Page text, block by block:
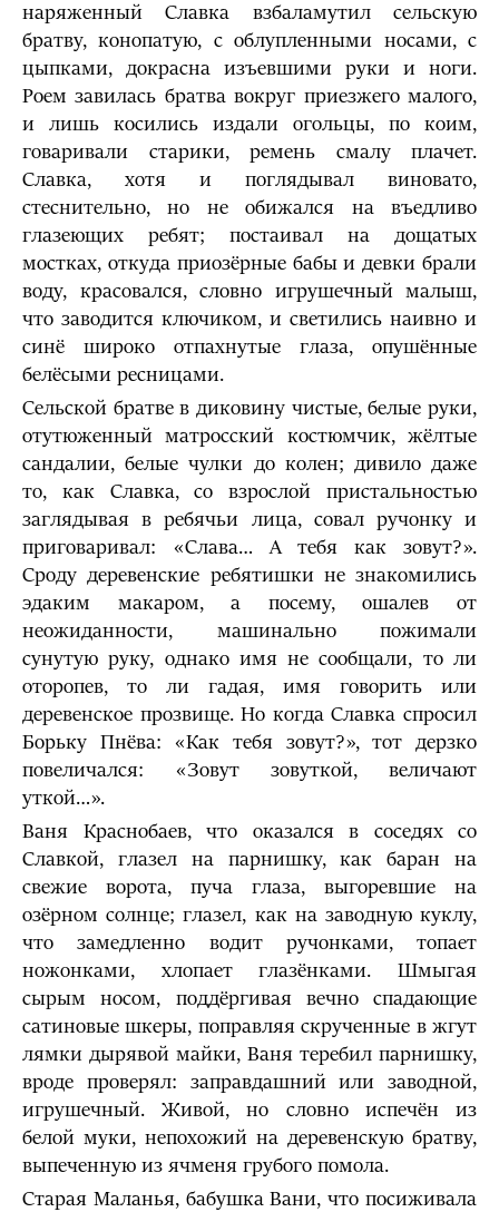
наряженный Славка взбаламутил сельскую
братву, конопатую, с облупленными носами, с
цыпками, докрасна изъевшими руки и ноги.
Роем завилась братва вокруг приезжего малого,
и лишь косились издали огольцы, по коим,
говаривали старики, ремень смалу плачет.
Славка, хотя и поглядывал виновато,
стеснительно, но не обижался на въедливо
глазеющих ребят; постаивал на дощатых
мостках, откуда приозёрные бабы и девки брали
воду, красовался, словно игрушечный малыш,
что заводится ключиком, и светились наивно и
синё широко отпахнутые глаза, опушённые
белёсыми ресницами.
Сельской братве в диковину чистые, белые руки,
отутюженный матросский костюмчик, жёлтые
сандалии, белые чулки до колен; дивило даже
то, как Славка, со взрослой пристальностью
заглядывая в ребячьи лица, совал ручонку и
приговаривал: «Слава… А тебя как зовут?».
Сроду деревенские ребятишки не знакомились
эдаким макаром, а посему, ошалев от
неожиданности, машинально пожимали
сунутую руку, однако имя не сообщали, то ли
оторопев, то ли гадая, имя говорить или
деревенское прозвище. Но когда Славка спросил
Борьку Пнёва: «Как тебя зовут?», тот дерзко
повеличался: «Зовут зовуткой, величают
уткой…».
Ваня Краснобаев, что оказался в соседях со
Славкой, глазел на парнишку, как баран на
свежие ворота, пуча глаза, выгоревшие на
озёрном солнце; глазел, как на заводную куклу,
что замедленно водит ручонками, топает
ножонками, хлопает глазёнками. Шмыгая
сырым носом, поддёргивая вечно спадающие
сатиновые шкеры, поправляя скрученные в жгут
лямки дырявой майки, Ваня теребил парнишку,
вроде проверял: заправдашний или заводной,
игрушечный. Живой, но словно испечён из
белой муки, непохожий на деревенскую братву,
выпеченную из ячменя грубого помола.
Старая Маланья, бабушка Вани, что посиживала